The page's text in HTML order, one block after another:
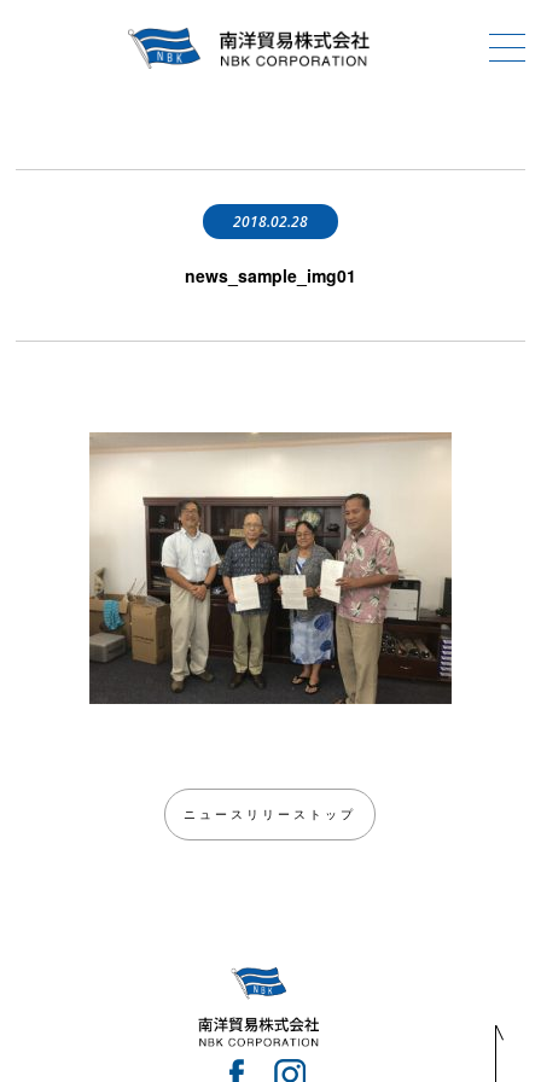
2018.02.28
news_sample_img01
ニュースリリーストップ